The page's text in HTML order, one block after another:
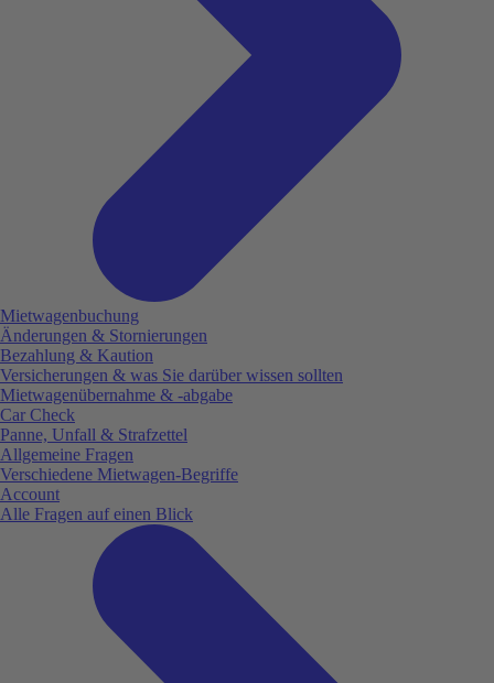
Mietwagenbuchung
Änderungen & Stornierungen
Bezahlung & Kaution
Versicherungen & was Sie darüber wissen sollten
Mietwagenübernahme & -abgabe
Car Check
Panne, Unfall & Strafzettel
Allgemeine Fragen
Verschiedene Mietwagen-Begriffe
Account
Alle Fragen auf einen Blick